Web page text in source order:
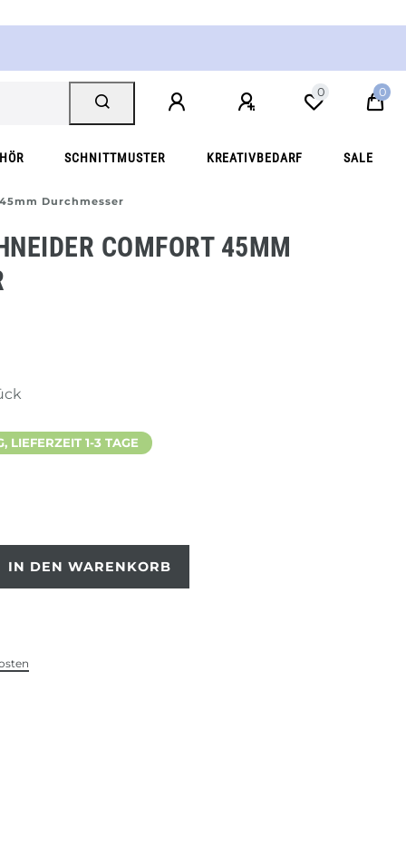
0 0
SCHNITTMUSTER KREATIVBEDARF SALE
Durchmesser
COMFORT 45MM
LIEFERZEIT 1-3 TAGE
IN DEN WARENKORB